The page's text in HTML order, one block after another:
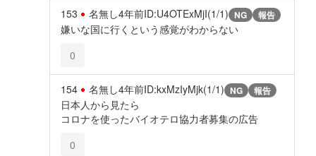
153 名無し4年前ID:U4OTExMjI(1/1) NG 報告
嫌いな国に行くという感覚がわからない
0
154 名無し4年前ID:kxMzIyMjk(1/1) NG 報告
日本人から見たら
コロナを使ったバイオテロ協力者募集の広告
0